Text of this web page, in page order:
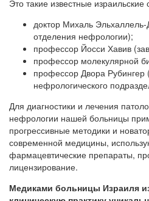
Это такие известные израильские
доктор Михаль
отделения нефрологии);
профессор Йосси Хавив
профессор молекулярной
профессор Двора Рубингер
нефрологического
Для диагностики и лечения
нефрологии нашей больницы
прогрессивные методики и
современной медицины,
фармацевтические препараты,
лицензирование.
Медиками больницы Израиля